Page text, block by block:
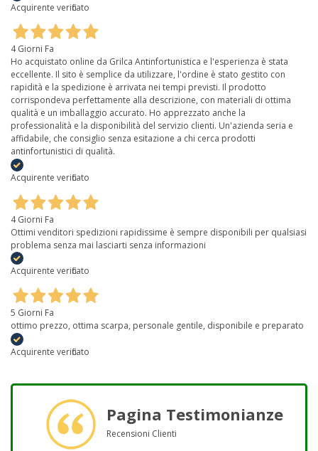
Acquirente verificato
4 Giorni Fa
Ho acquistato online da Grilca Antinfortunistica e l'esperienza è stata
eccellente. Il sito è semplice da utilizzare, l'ordine è stato gestito con
rapidità e la spedizione è arrivata nei tempi previsti. Il prodotto
corrispondeva perfettamente alla descrizione, con materiali di ottima
qualità e un imballaggio accurato. Ho apprezzato anche la
professionalità e la disponibilità del servizio clienti. Un'azienda seria e
affidabile, che consiglio senza esitazione a chi cerca prodotti
antinfortunistici di qualità.
Acquirente verificato
4 Giorni Fa
Ottimi venditori spedizioni rapidissime è sempre disponibili per qualsiasi
problema senza mai lasciarti senza informazioni
Acquirente verificato
5 Giorni Fa
ottimo prezzo, ottima scarpa, personale gentile, disponibile e preparato
Acquirente verificato
Pagina Testimonianze
Recensioni Clienti